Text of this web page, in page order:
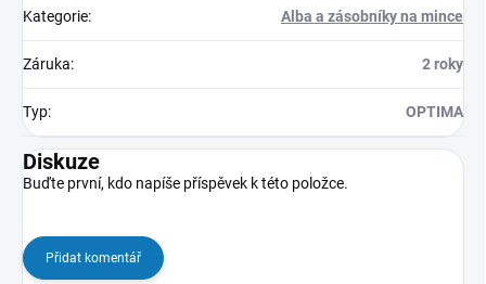
Kategorie: Alba a zásobníky na mince
Záruka: 2 roky
Typ: OPTIMA
Diskuze
Buďte první, kdo napíše příspěvek k této položce.
Přidat komentář